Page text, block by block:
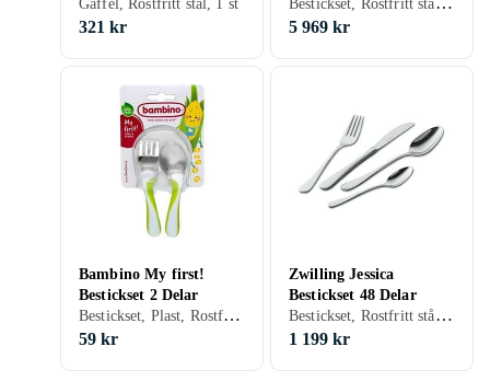
Gaffel, Rostfritt stål, 1 st
321 kr
Delar
5 969 kr
Bambino My first!
Bestickset 2 Delar
Bestickset, Plast, Rostfritt stål, 2 st, För barn
59 kr
Zwilling Jessica
Bestickset 48 Delar
Bestickset, Rostfritt stål, 48 st, Tål maskindisk
1 199 kr